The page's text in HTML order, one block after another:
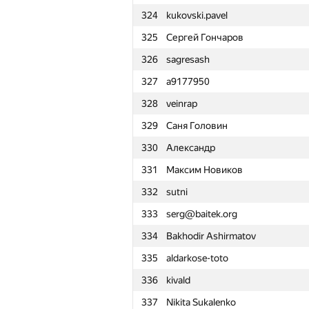
324
kukovski.pavel
325
Сергей Гончаров
326
sagresash
327
a9177950
328
veinrap
329
Саня Головин
330
Александр
331
Максим Новиков
332
sutni
333
serg@baitek.org
334
Bakhodir Ashirmatov
335
aldarkose-toto
336
kivald
337
Nikita Sukalenko
301 ilye
302
Гриша Овчинников
303
jfbogusz
304
shop@brugos.ru
305
c-programmer
306
i.gasenko91
307
kniazevsk2012
308
wadissimo
309
ttorogeldi
310
atremba
311
Polyakov1987
312
av.fedchenko
313
kefaa15
314
mipt.lambda